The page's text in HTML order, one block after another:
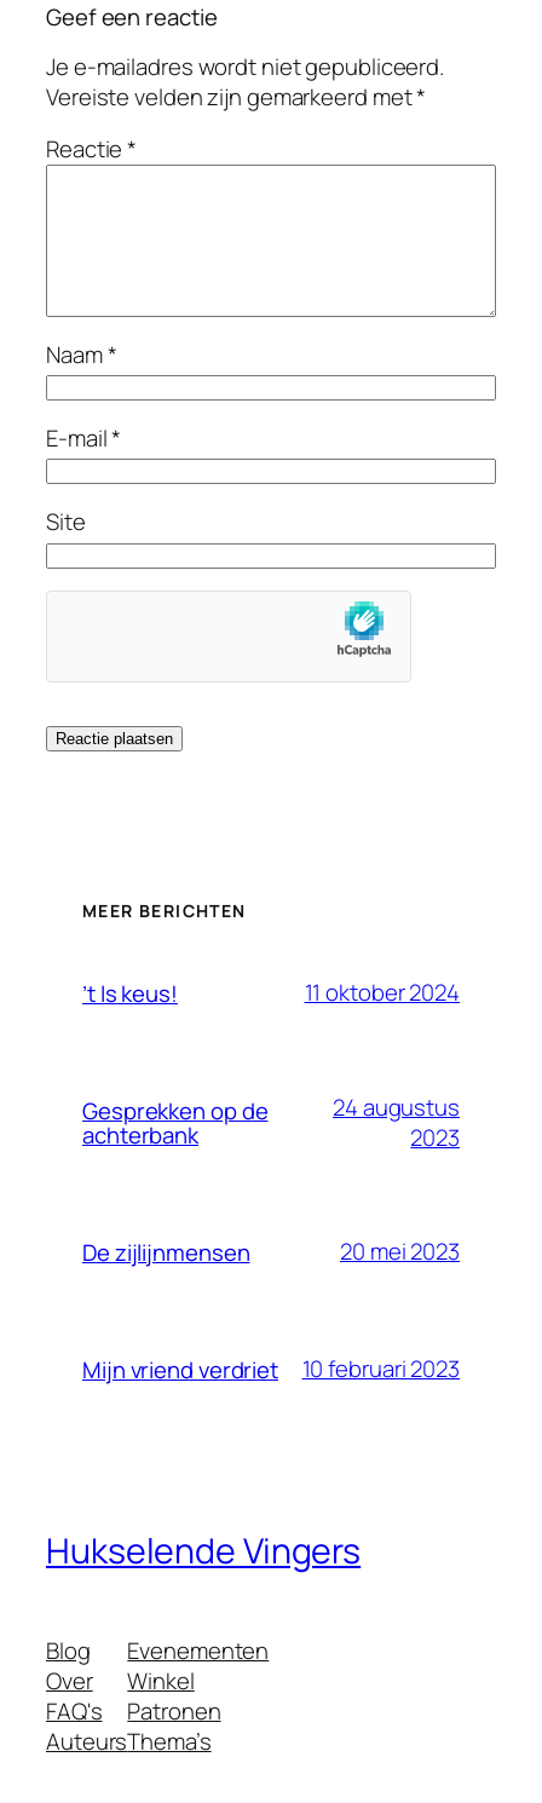
Geef een reactie
Je e-mailadres wordt niet gepubliceerd.
Vereiste velden zijn gemarkeerd met*
Reactie*
Naam*
E-mail*
Site
MEER BERICHTEN
’t Is keus! 11 oktober 2024
Gesprekken op de
achterbank
24 augustus
2023
De zijlijnmensen 20 mei 2023
Mijn vriend verdriet 10 februari 2023
Hukselende Vingers
Blog
Over
FAQ's
Auteurs
Evenementen
Winkel
Patronen
Thema’s